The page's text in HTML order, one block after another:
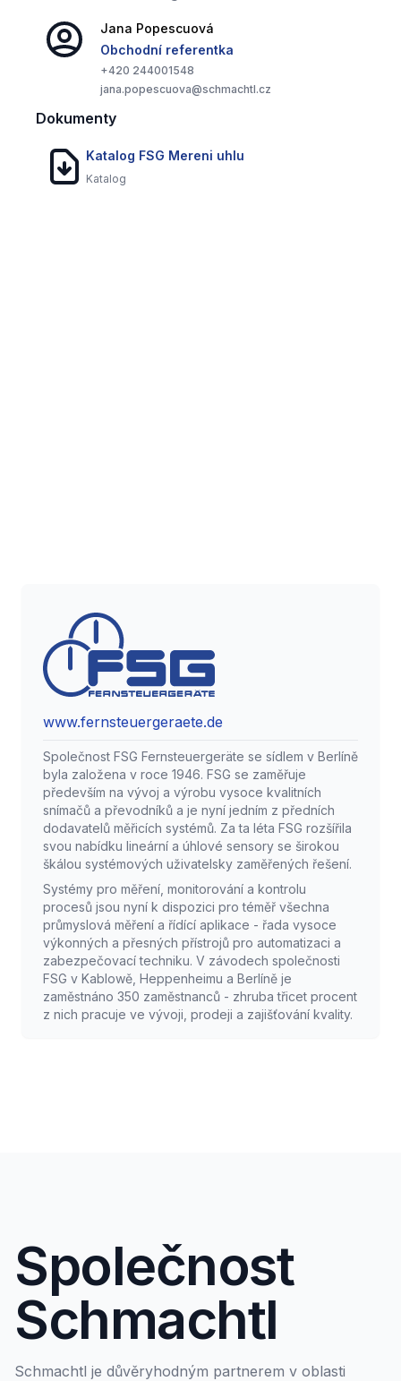
Ochranná pouzdra
Stupeň krytí IP40 až IP68, mohou být vybavena
převody a koncovými spínači.
Jana Popescuová
Obchodní referentka
+420 244001548
jana.popescuova@schmachtl.cz
Dokumenty
Katalog FSG Mereni uhlu
Katalog
www.fernsteuergeraete.de
Společnost FSG Fernsteuergeräte se sídlem v Berlíně
byla založena v roce 1946. FSG se zaměřuje
především na vývoj a výrobu vysoce kvalitních
snímačů a převodníků a je nyní jedním z předních
dodavatelů měřicích systémů. Za ta léta FSG rozšířila
svou nabídku lineární a úhlové sensory se širokou
škálou systémových uživatelsky zaměřených řešení.
Systémy pro měření, monitorování a kontrolu
procesů jsou nyní k dispozici pro téměř všechna
průmyslová měření a řídící aplikace - řada vysoce
výkonných a přesných přístrojů pro automatizaci a
zabezpečovací techniku. V závodech společnosti
FSG v Kablowě, Heppenheimu a Berlíně je
zaměstnáno 350 zaměstnanců - zhruba třicet procent
z nich pracuje ve vývoji, prodeji a zajišťování kvality.
Společnost
Schmachtl
Schmachtl je důvěryhodným partnerem v oblasti